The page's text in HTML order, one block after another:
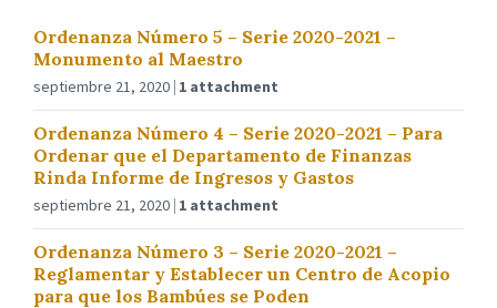
Ordenanza Número 5 – Serie 2020-2021 –
Monumento al Maestro
septiembre 21, 2020 1 attachment
Ordenanza Número 4 – Serie 2020-2021 – Para
Ordenar que el Departamento de Finanzas
Rinda Informe de Ingresos y Gastos
septiembre 21, 2020 1 attachment
Ordenanza Número 3 – Serie 2020-2021 –
Reglamentar y Establecer un Centro de Acopio
para que los Bambúes se Poden